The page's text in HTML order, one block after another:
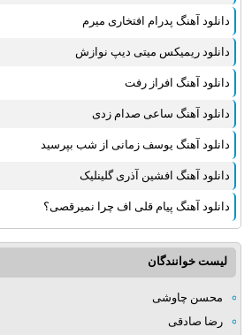
دانلود آهنگ پدرام افتخاری میرم
دانلود ریمیکس میتی دیپ نوازش
دانلود آهنگ افراز رفت
دانلود آهنگ ساعی صدام زدی
دانلود آهنگ یوسف زمانی از شب بپرسید
دانلود آهنگ افشین آذری گلینلیک
دانلود آهنگ پیام قلی اف چرا نمیرقصی؟
لیست خوانندگان
محسن چاوشی
رضا صادقی